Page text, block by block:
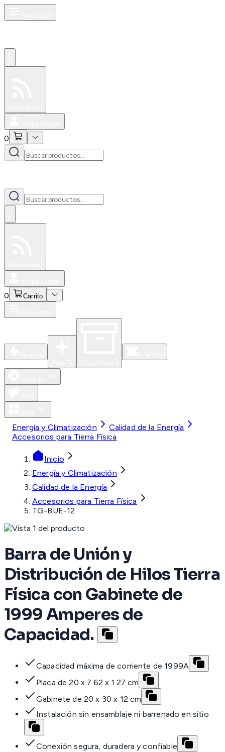
0
0 Carrito
Energía y Climatización
Calidad de la Energía
Accesorios para Tierra Física
Inicio
Energía y Climatización
Calidad de la Energía
Accesorios para Tierra Física
TG-BUE-12
Barra de Unión y
Distribución de Hilos Tierra
Física con Gabinete de
1999 Amperes de
Capacidad.
Capacidad máxima de corriente de 1999A
Placa de 20 x 7.62 x 1.27 cm
Gabinete de 20 x 30 x 12 cm
Instalación sin ensamblaje ni barrenado en sitio
Conexión segura, duradera y confiable